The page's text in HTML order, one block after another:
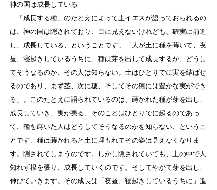
神の国は成長している
「成長する種」のたとえによって主イエスが語っておられるの
は、神の国は隠されており、目に見えないけれども、確実に前進
し、成長している、ということです。「人が土に種を蒔いて、夜
昼、寝起きしているうちに、種は芽を出して成長するが、どうし
てそうなるのか、その人は知らない。土はひとりでに実を結ばせ
るのであり、まず茎、次に穂、そしてその穂には豊かな実ができ
る」。このたとえに語られているのは、蒔かれた種が芽を出し、
成長していき、実が実る、そのことはひとりでに起るのであっ
て、種を蒔いた人はどうしてそうなるのかを知らない、というこ
とです。種は蒔かれると土に埋もれてその姿は見えなくなりま
す。隠されてしまうのです。しかし隠されていても、土の中で人
知れず根を張り、成長していくのです。そしてやがて芽を出し、
伸びていきます。その成長は「夜昼、寝起きしているうちに」進